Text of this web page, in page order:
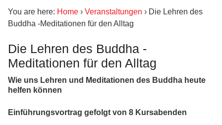
You are here: Home › Veranstaltungen › Die Lehren des
Buddha -Meditationen für den Alltag
Die Lehren des Buddha -
Meditationen für den Alltag
Wie uns Lehren und Meditationen des Buddha heute
helfen können
Einführungsvortrag gefolgt von 8 Kursabenden